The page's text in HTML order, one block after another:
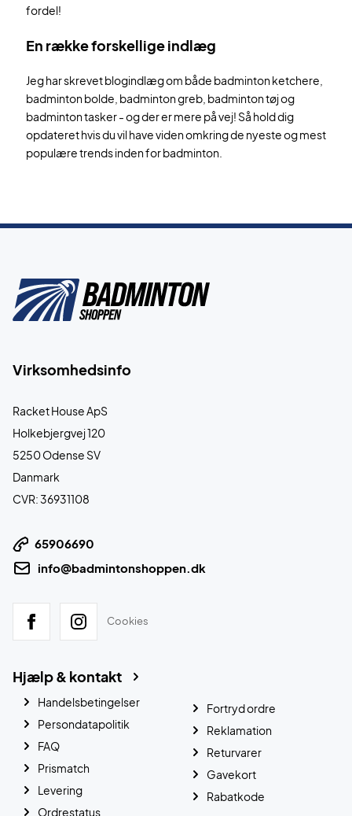
fordel!
En række forskellige indlæg
Jeg har skrevet blogindlæg om både badminton ketchere,
badminton bolde, badminton greb, badminton tøj og
badminton tasker - og der er mere på vej! Så hold dig
opdateret hvis du vil have viden omkring de nyeste og mest
populære trends inden for badminton.
Virksomhedsinfo
Racket House ApS
Holkebjergvej 120
5250 Odense SV
Danmark
CVR: 36931108
65906690
info@badmintonshoppen.dk
Cookies
Hjælp & kontakt
Handelsbetingelser
Persondatapolitik
FAQ
Prismatch
Levering
Ordrestatus
Fortryd ordre
Reklamation
Returvarer
Gavekort
Rabatkode